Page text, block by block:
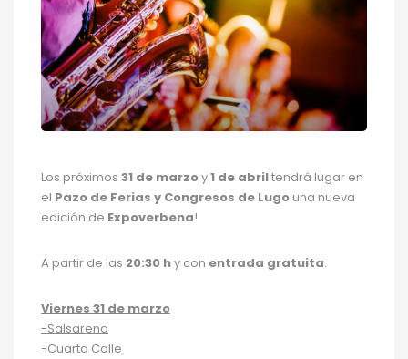
Los próximos 31 de marzoy1 de abriltendrá lugar en
el Pazo de Ferias y Congresos de Lugo una nueva
edición de Expoverbena!
A partir de las 20:30 hy con entrada gratuita.
Viernes 31 de marzo
-Salsarena
-Cuarta Calle